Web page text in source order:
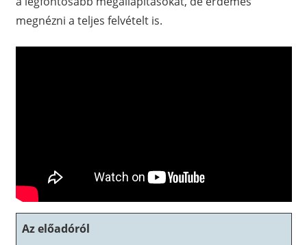
megnézni a teljes felvételt is.
Az előadóról